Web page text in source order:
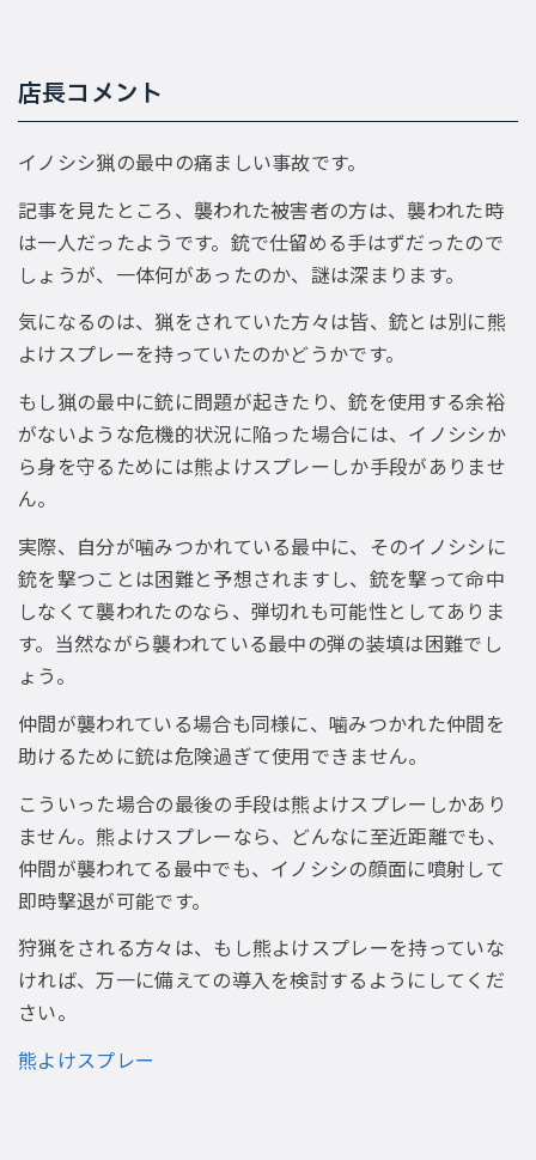
店長コメント
イノシシ猟の最中の痛ましい事故です。
記事を見たところ、襲われた被害者の方は、襲われた時
は一人だったようです。銃で仕留める手はずだったので
しょうが、一体何があったのか、謎は深まります。
気になるのは、猟をされていた方々は皆、銃とは別に熊
よけスプレーを持っていたのかどうかです。
もし猟の最中に銃に問題が起きたり、銃を使用する余裕
がないような危機的状況に陥った場合には、イノシシか
ら身を守るためには熊よけスプレーしか手段がありませ
ん。
実際、自分が噛みつかれている最中に、そのイノシシに
銃を撃つことは困難と予想されますし、銃を撃って命中
しなくて襲われたのなら、弾切れも可能性としてありま
す。当然ながら襲われている最中の弾の装填は困難でし
ょう。
仲間が襲われている場合も同様に、噛みつかれた仲間を
助けるために銃は危険過ぎて使用できません。
こういった場合の最後の手段は熊よけスプレーしかあり
ません。熊よけスプレーなら、どんなに至近距離でも、
仲間が襲われてる最中でも、イノシシの顔面に噴射して
即時撃退が可能です。
狩猟をされる方々は、もし熊よけスプレーを持っていな
ければ、万一に備えての導入を検討するようにしてくだ
さい。
熊よけスプレー